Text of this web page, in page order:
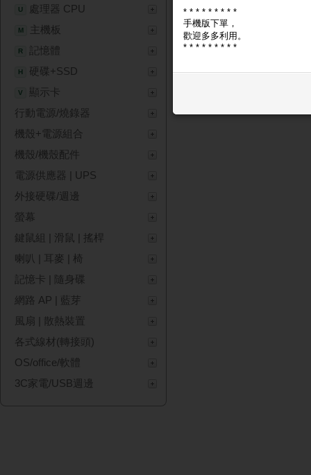
U 處理器 CPU
M 主機板
R 記憶體
H 硬碟+SSD
V
顯示卡
行動電源/燒錄器
機殼+電源組合
機殼/機殼配件
電源供應器 | UPS
外接硬碟/週邊
螢幕
鍵鼠組 | 滑鼠 | 搖桿
喇叭 | 耳麥 | 椅
記憶卡 | 隨身碟
網路 AP | 藍芽
風扇 | 散熱裝置
各式線材(轉接頭)
OS/office/軟體
3C家電/USB週邊
* * * * * * * * *
手機版下單，
歡迎多多利用。
* * * * * * * * *